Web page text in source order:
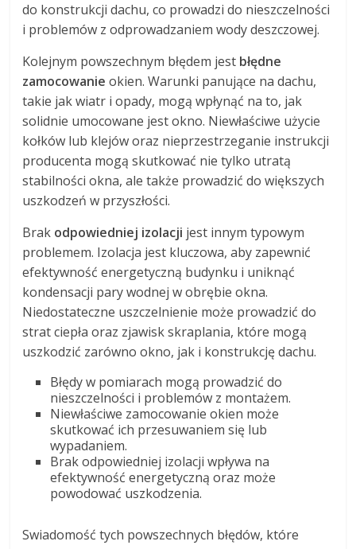
do konstrukcji dachu, co prowadzi do nieszczelności
i problemów z odprowadzaniem wody deszczowej.
Kolejnym powszechnym błędem jest błędne
zamocowanie okien. Warunki panujące na dachu,
takie jak wiatr i opady, mogą wpłynąć na to, jak
solidnie umocowane jest okno. Niewłaściwe użycie
kołków lub klejów oraz nieprzestrzeganie instrukcji
producenta mogą skutkować nie tylko utratą
stabilności okna, ale także prowadzić do większych
uszkodzeń w przyszłości.
Brak odpowiedniej izolacji jest innym typowym
problemem. Izolacja jest kluczowa, aby zapewnić
efektywność energetyczną budynku i uniknąć
kondensacji pary wodnej w obrębie okna.
Niedostateczne uszczelnienie może prowadzić do
strat ciepła oraz zjawisk skraplania, które mogą
uszkodzić zarówno okno, jak i konstrukcję dachu.
Błędy w pomiarach mogą prowadzić do
nieszczelności i problemów z montażem.
Niewłaściwe zamocowanie okien może
skutkować ich przesuwaniem się lub
wypadaniem.
Brak odpowiedniej izolacji wpływa na
efektywność energetyczną oraz może
powodować uszkodzenia.
Swiadomość tych powszechnych błędów, które